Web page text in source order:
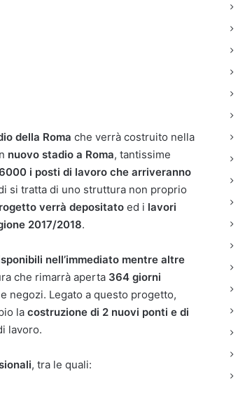
della Roma che verrà costruito nella
nuovo stadio a Roma, tantissime
i posti di lavoro che arriveranno
si tratta di uno struttura non proprio
verrà depositato ed i lavori
2017/2018.
nell’immediato mentre altre
che rimarrà aperta 364 giorni
negozi. Legato a questo progetto,
la costruzione di 2 nuovi ponti e di
lavoro.
, tra le quali: